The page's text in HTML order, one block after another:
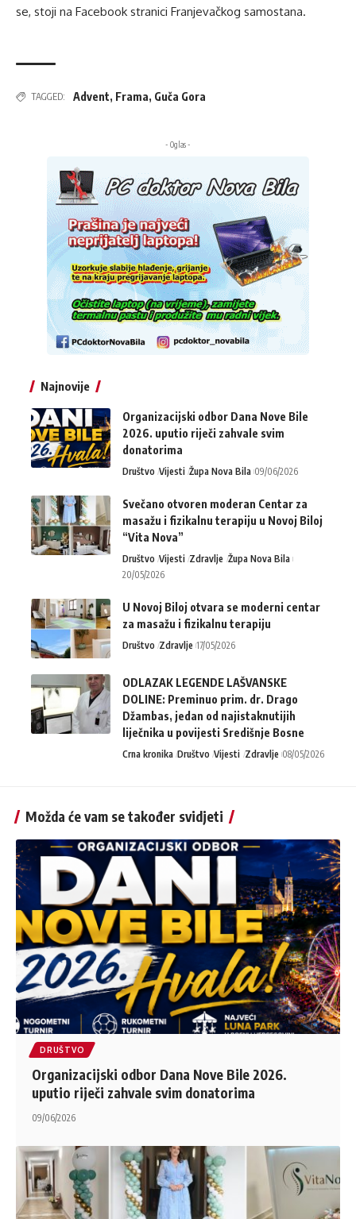
se, stoji na Facebook stranici Franjevačkog samostana.
TAGGED: Advent, Frama, Guča Gora
- Oglas -
Najnovije
Organizacijski odbor Dana Nove Bile
2026. uputio riječi zahvale svim
donatorima
Društvo Vijesti Župa Nova Bila 09/06/2026
Svečano otvoren moderan Centar za
masažu i fizikalnu terapiju u Novoj Biloj
“Vita Nova”
Društvo Vijesti Zdravlje Župa Nova Bila
20/05/2026
U Novoj Biloj otvara se moderni centar
za masažu i fizikalnu terapiju
Društvo Zdravlje 17/05/2026
ODLAZAK LEGENDE LAŠVANSKE
DOLINE: Preminuo prim. dr. Drago
Džambas, jedan od najistaknutijih
liječnika u povijesti Središnje Bosne
Crna kronika Društvo Vijesti Zdravlje 08/05/2026
Možda će vam se također svidjeti
DRUŠTVO
Organizacijski odbor Dana Nove Bile 2026.
uputio riječi zahvale svim donatorima
09/06/2026